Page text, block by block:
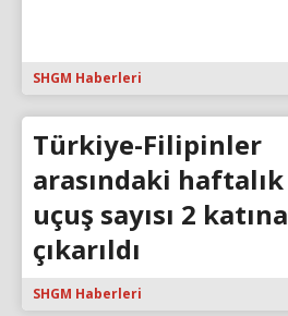
SHGM Haberleri
Türkiye-Filipinler
arasındaki haftalık
uçuş sayısı 2 katına
çıkarıldı
SHGM Haberleri